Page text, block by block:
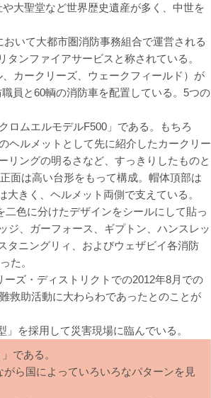
大聖堂など世界歴史遺産が多く、中世を
いて大都市圏消防事務組合で運営される
ンファイアサービスと称されている。
カークリーズ、ウェークフィールド）が
員と60輌の消防車を配置している。5つの
ロムエルモデルF500」である。もちろ
ヘルメットとして先に紹介したカークリー
リングの明るさなど、すっきりしたものと
面は高い台形をもって構成。帽体頂部は
きく、ヘルメット両側で支えている。
色に分けたデザインをシールにして貼っ
ジ、ガーフォース、ギプトン、ハンスレッ
タニングリィ、およびウェザビイ各消防
た。
ズ・ディストリクトでの2012年8月での
救助活動に大わらわであったとのことが
を採用して災害現場に臨んでいる。
である。
ら国によっていろいろなパターンを見